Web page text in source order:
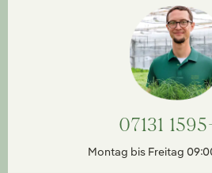
07131
Montag bis Freitag